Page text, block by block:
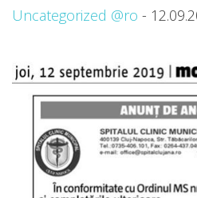
Uncategorized @ro -